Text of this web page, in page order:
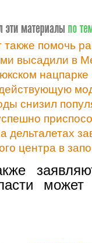
также помочь
высадили в
нацпарке
снизил
дельталетах
центра в
может